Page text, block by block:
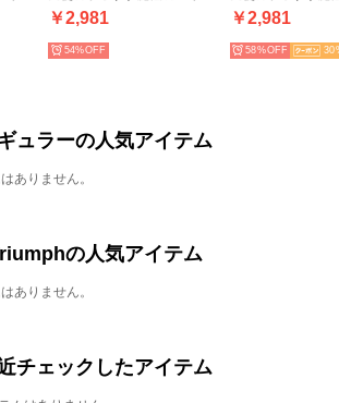
￥2,981
54%
￥2,981
58% 30
ュラーの人気アイテム
ありません。
の人気アイテム
ありません。
チェックしたアイテム